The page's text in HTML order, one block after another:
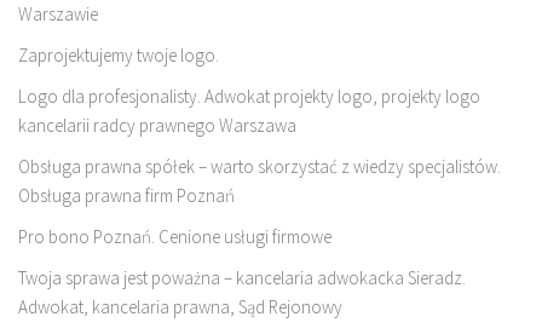
Warszawie
Zaprojektujemy twoje logo.
Logo dla profesjonalisty. Adwokat projekty logo, projekty logo
kancelarii radcy prawnego Warszawa
Obsługa prawna spółek – warto skorzystać z wiedzy specjalistów.
Obsługa prawna firm Poznań
Pro bono Poznań. Cenione usługi firmowe
Twoja sprawa jest poważna – kancelaria adwokacka Sieradz.
Adwokat, kancelaria prawna, Sąd Rejonowy